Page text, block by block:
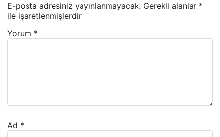
E-posta adresiniz yayınlanmayacak. Gerekli alanlar *
ile işaretlenmişlerdir
Yorum *
Ad *